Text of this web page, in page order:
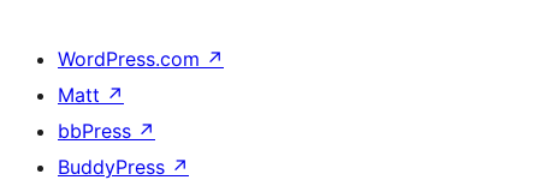
WordPress.com ↗
Matt ↗
bbPress ↗
BuddyPress ↗